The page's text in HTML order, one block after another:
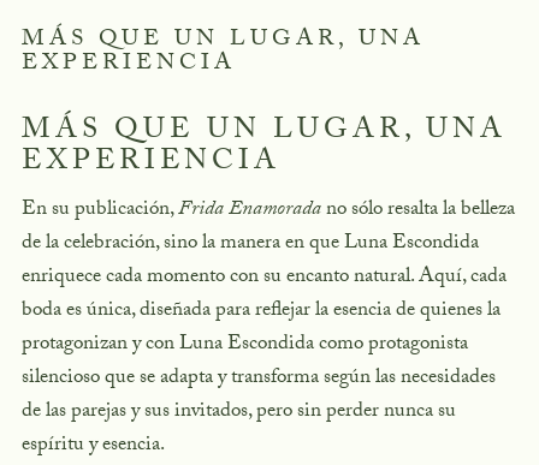
MÁS QUE UN LUGAR, UNA
EXPERIENCIA
MÁS QUE UN LUGAR, UNA
EXPERIENCIA
En su publicación,Frida Enamoradano sólo resalta la belleza
de la celebración, sino la manera en que Luna Escondida
enriquece cada momento con su encanto natural. Aquí, cada
boda es única, diseñada para reflejar la esencia de quienes la
protagonizan y con Luna Escondida como protagonista
silencioso que se adapta y transforma según las necesidades
de las parejas y sus invitados, pero sin perder nunca su
espíritu y esencia.